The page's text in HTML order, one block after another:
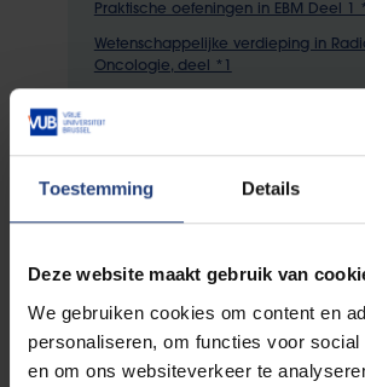
Toestemming Details
Deze website maakt gebruik van
We gebruiken cookies om content en
personaliseren, om functies voor social
en om ons websiteverkeer te
Praktische oefeningen in EBM Deel 1 *
Wetenschappelijke verdieping in
Oncologie, deel *1
Oncologie, deel *1
Aanvullingen in radiotherapie en
Masterproef Radiotherapie
* Inschrijven in